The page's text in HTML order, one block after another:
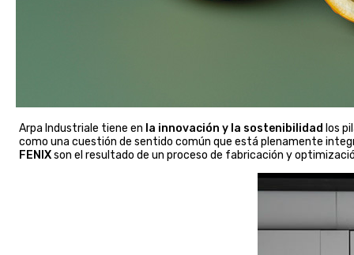
Arpa Industriale tiene en la innovación y la sostenibilidad los
como una cuestión de sentido común que está plenamente
FENIXson el resultado de un proceso de fabricación y